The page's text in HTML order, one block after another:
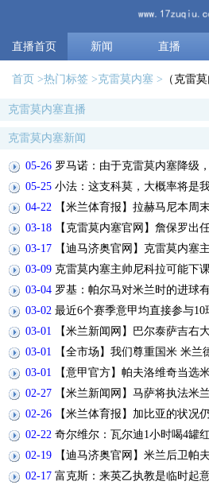
直播首页 新闻 直播
首页 热门标签 克雷莫内塞 （克雷
克雷莫内塞直播
克雷莫内塞新闻
05-26 罗马诺：由于克雷莫内塞降级，瓦尔
05-25 小法：这支科莫，大概率将是
04-22 【米兰体育报】拉赫马尼本周末意甲有望
03-18 【克雷莫内塞官网】詹保罗出
03-17 【迪马济奥官网】克雷莫内塞主帅尼科
03-09 克雷莫内塞主帅尼科拉可能下
03-04 罗基：帕尔马对米兰时的进球有效
03-02 最近6个赛季意甲均直接参与10球以
03-01
【米兰新闻网】巴尔泰萨吉右大腿
03-01
【全市场】我们尊重国米 米兰德比
03-01
【意甲官方】帕夫洛维奇当选
02-27 【米兰新闻网】马萨将执法米兰本轮意
02-26 【米兰体育报】加比亚的状况仍需
02-22 奇尔维尔：瓦尔迪1小时喝4罐
02-19 【迪马济奥官网】米兰后卫帕夫洛维
02-17 富克斯：来英乙执教是临时起